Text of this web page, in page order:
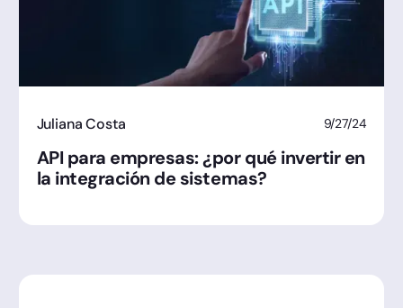
Juliana Costa 9/27/24
API para empresas: ¿por qué invertir en
la integración de sistemas?